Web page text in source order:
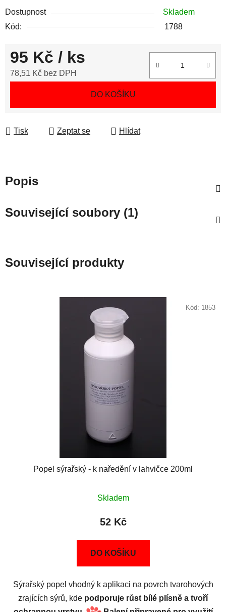
Dostupnost
Skladem
Kód:
1788
95 Kč / ks
78,51 Kč bez DPH
DO KOŠÍKU
Tisk Zeptat se Hlídat
Popis
Související soubory (1)
Související produkty
Popel sýrařský - k naředění v lahvičce 200ml
Skladem
52 Kč
DO KOŠÍKU
Sýrařský popel vhodný k aplikaci na povrch tvarohových
zrajících sýrů, kde podporuje růst bílé plísně a tvoří
Kód: 1853